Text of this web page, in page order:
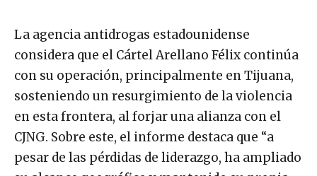
La agencia antidrogas estadounidense
considera que el Cártel Arellano Félix continúa
con su operación, principalmente en Tijuana,
sosteniendo un resurgimiento de la violencia
en esta frontera, al forjar una alianza con el
CJNG. Sobre este, el informe destaca que “a
pesar de las pérdidas de liderazgo, ha ampliado